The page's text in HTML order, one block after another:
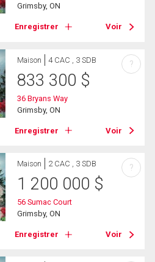
Grimsby, ON
Enregistrer Voir
Maison 4 CAC , 3 SDB
833 300 $
36 Bryans Way
Grimsby, ON
Enregistrer Voir
?
Maison 2 CAC , 3 SDB
1 200 000 $
56 Sumac Court
Grimsby, ON
Enregistrer Voir
?